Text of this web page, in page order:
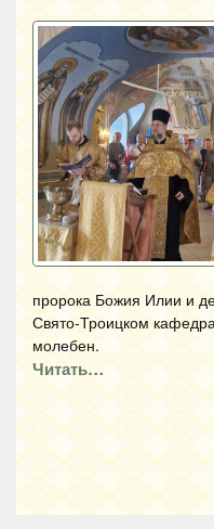
пророка Божия Илии и
Свято-Троицком
молебен.
Читать…